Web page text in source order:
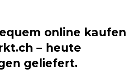
online kaufen
– heute
geliefert.